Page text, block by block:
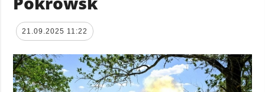
21.09.2025 11:22